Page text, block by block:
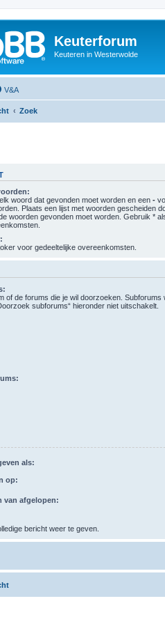
Keuterforum
Keuteren in Westerwolde
V&A
Zoek
woord dat gevonden moet worden en een -
Plaats een lijst met woorden gescheiden
woorden gevonden moet worden. Gebruik *
voor gedeeltelijke overeenkomsten.
of de forums die je wil doorzoeken. Subforums
subforums“ hieronder niet uitschakelt.
als:
op:
van afgelopen:
bericht weer te geven.